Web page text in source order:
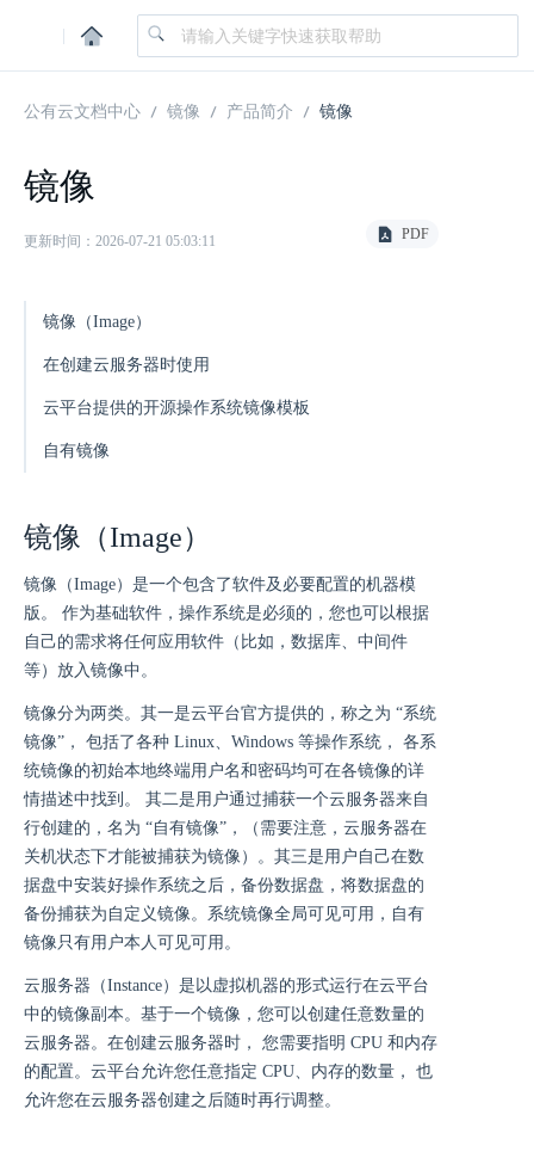
|
公有云文档中心 镜像 产品简介 镜像
镜像
更新时间：2026-07-21 05:03:11 PDF
镜像（Image）
在创建云服务器时使用
云平台提供的开源操作系统镜像模板
自有镜像
镜像（Image）
镜像（Image）是一个包含了软件及必要配置的机器模
版。 作为基础软件，操作系统是必须的，您也可以根据
自己的需求将任何应用软件（比如，数据库、中间件
等）放入镜像中。
镜像分为两类。其一是云平台官方提供的，称之为 “系统
镜像”， 包括了各种 Linux、Windows 等操作系统， 各系
统镜像的初始本地终端用户名和密码均可在各镜像的详
情描述中找到。 其二是用户通过捕获一个云服务器来自
行创建的，名为 “自有镜像”，（需要注意，云服务器在
关机状态下才能被捕获为镜像）。其三是用户自己在数
据盘中安装好操作系统之后，备份数据盘，将数据盘的
备份捕获为自定义镜像。系统镜像全局可见可用，自有
镜像只有用户本人可见可用。
云服务器（Instance）是以虚拟机器的形式运行在云平台
中的镜像副本。基于一个镜像，您可以创建任意数量的
云服务器。在创建云服务器时， 您需要指明 CPU 和内存
的配置。云平台允许您任意指定 CPU、内存的数量， 也
允许您在云服务器创建之后随时再行调整。